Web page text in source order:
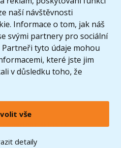
naší návštěvnosti
Informace o tom, jak náš
svými partnery pro sociální
Partneři tyto údaje mohou
které jste jim
v důsledku toho, že
vše
detaily
Copyright 4kids.cz
známkami společnosti LEGO Group. ©
LEGO Group.